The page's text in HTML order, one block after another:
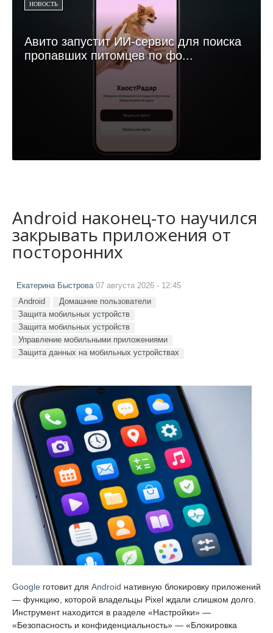
НОВОСТЬ
Авито запустит ИИ-сервис для поиска
пропавших питомцев по фо...
Android наконец-то научился
закрывать приложения от
посторонних
Екатерина Быстрова07 августа 2026 - 12:45
Android
Домашние пользователи
Защита мобильных устройств
Защита мобильных устройств
Управление мобильными приложениями
Защита данных на мобильных устройствах
Google готовит для Android нативную блокировку приложений
— функцию, которой владельцы Pixel ждали слишком долго.
Инструмент находится в разделе «Настройки» —
«Безопасность и конфиденциальность» — «Блокировка